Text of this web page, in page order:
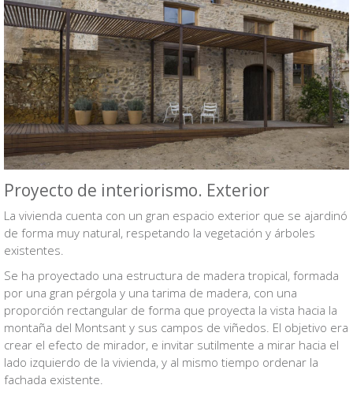
Proyecto de interiorismo. Exterior
La vivienda cuenta con un gran espacio exterior que se ajardinó
de forma muy natural, respetando la vegetación y árboles
existentes.
Se ha proyectado una estructura de madera tropical, formada
por una gran pérgola y una tarima de madera, con una
proporción rectangular de forma que proyecta la vista hacia la
montaña del Montsant y sus campos de viñedos. El objetivo era
crear el efecto de mirador, e invitar sutilmente a mirar hacia el
lado izquierdo de la vivienda, y al mismo tiempo ordenar la
fachada existente.